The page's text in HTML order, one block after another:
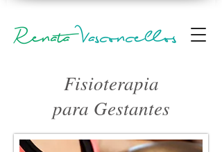
Fisioterapia
para Gestantes